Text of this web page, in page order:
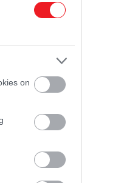
on
meg az azóta is
megerősíteni a
sírkamrában.
tisztázni